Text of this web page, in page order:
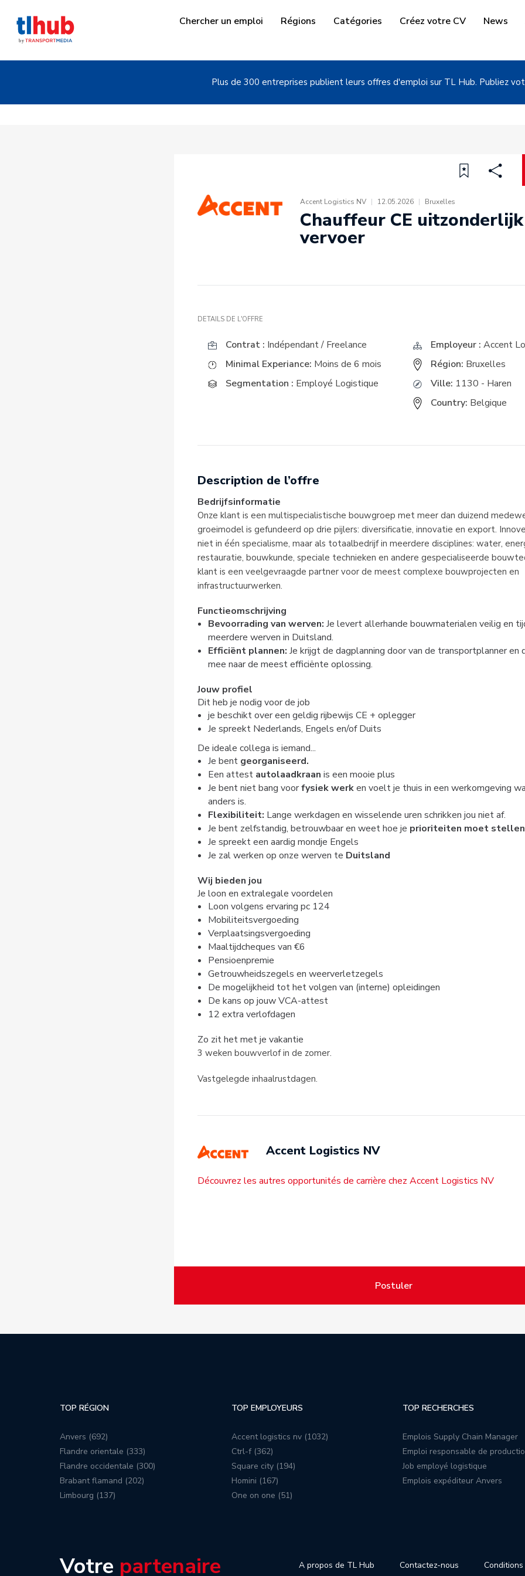
Chercher un emploi Régions Catégories Créez votre CV News
Plus de 300 entreprises publient leurs offres d'emploi sur TL Hub. Publiez
Accent Logistics NV | 12.05.2026 | Bruxelles
Chauffeur CE uitzonderlijk
vervoer
DETAILS DE L'OFFRE
Contrat : Indépendant / Freelance
Minimal Experiance: Moins de 6 mois
Segmentation : Employé Logistique
Employeur : Accent
Région: Bruxelles
Ville: 1130 - Haren
Country: Belgique
Description de l’offre
Bedrijfsinformatie
Onze klant is een multispecialistische bouwgroep met meer dan duizend
groeimodel is gefundeerd op drie pijlers: diversificatie, innovatie en export.
niet in één specialisme, maar als totaalbedrijf in meerdere disciplines: water,
restauratie, bouwkunde, speciale technieken en andere gespecialiseerde
klant is een veelgevraagde partner voor de meest complexe bouwprojecten en
infrastructuurwerken.
Functieomschrijving
Bevoorrading van werven: Je levert allerhande bouwmaterialen veilig en
meerdere werven in Duitsland.
Efficiënt plannen: Je krijgt de dagplanning door van de transportplanner en
mee naar de meest efficiënte oplossing.
Jouw profiel
Dit heb je nodig voor de job
je beschikt over een geldig rijbewijs CE + oplegger
Je spreekt Nederlands, Engels en/of Duits
De ideale collega is iemand...
Je bent georganiseerd.
Een attest autolaadkraan is een mooie plus
Je bent niet bang voorfysiek werken voelt je thuis in een werkomgeving
anders is.
Flexibiliteit: Lange werkdagen en wisselende uren schrikken jou niet af.
Je bent zelfstandig, betrouwbaar en weet hoe je prioriteiten moet stellen
Je spreekt een aardig mondje Engels
Je zal werken op onze werven te Duitsland
Wij bieden jou
Je loon en extralegale voordelen
Loon volgens ervaring pc 124
Mobiliteitsvergoeding
Verplaatsingsvergoeding
Maaltijdcheques van €6
Pensioenpremie
Getrouwheidszegels en weerverletzegels
De mogelijkheid tot het volgen van (interne) opleidingen
De kans op jouw VCA-attest
12 extra verlofdagen
Zo zit het met je vakantie
3 weken bouwverlof in de zomer.
Vastgelegde inhaalrustdagen.
Accent Logistics NV
Découvrez les autres opportunités de carrière chez Accent Logistics NV
Postuler
TOP RÉGION
Anvers (692)
Flandre orientale (333)
Flandre occidentale (300)
Brabant flamand (202)
Limbourg (137)
TOP EMPLOYEURS
Accent logistics nv (1032)
Ctrl-f (362)
Square city (194)
Homini (167)
One on one (51)
TOP RECHERCHES
Emplois Supply Chain Manager
Emploi responsable de
Job employé logistique
Emplois expéditeur Anvers
A propos de TL Hub Contactez-nous
Votre partenaire